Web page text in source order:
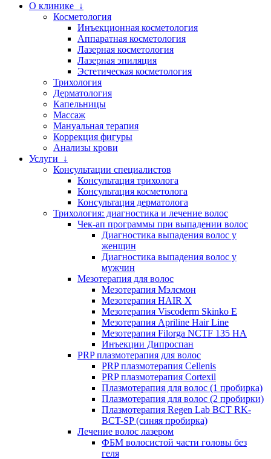
О клинике ↓
Косметология
Инъекционная косметология
Аппаратная косметология
Лазерная косметология
Лазерная эпиляция
Эстетическая косметология
Трихология
Дерматология
Капельницы
Массаж
Мануальная терапия
Коррекция фигуры
Анализы крови
Услуги ↓
Консультации специалистов
Консультация трихолога
Консультация косметолога
Консультация дерматолога
Трихология: диагностика и лечение волос
Чек-ап программы при выпадении волос
Диагностика выпадения волос у
женщин
Диагностика выпадения волос у
мужчин
Мезотерапия для волос
Мезотерапия Мэлсмон
Мезотерапия HAIR X
Мезотерапия Viscoderm Skinko E
Мезотерапия Apriline Hair Line
Мезотерапия Filorga NCTF 135 HA
Инъекции Дипроспан
PRP плазмотерапия для волос
PRP плазмотерапия Cellenis
PRP плазмотерапия Cortexil
Плазмотерапия для волос (1 пробирка)
Плазмотерапия для волос (2 пробирки)
Плазмотерапия Regen Lab BCT RK-
BCT-SP (синяя пробирка)
Лечение волос лазером
ФБМ волосистой части головы без
геля